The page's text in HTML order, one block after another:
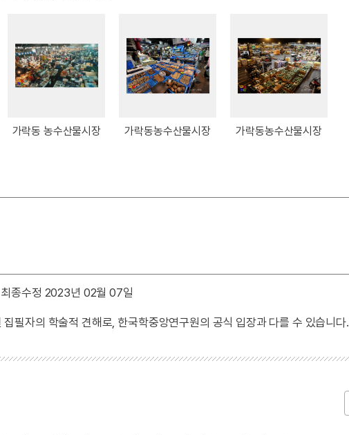
가락동 농수산물시장 가락동농수산물시장 가락동농수산물시장
최종수정 2023년 02월 07일
필자의 학술적 견해로, 한국학중앙연구원의 공식 입장과 다를 수 있습니다.